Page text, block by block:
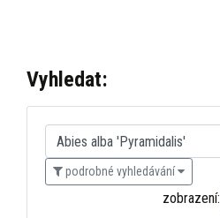
Vyhledat:
podrobné vyhledávání
zobrazení: